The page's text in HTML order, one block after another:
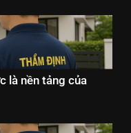
là nền tảng của